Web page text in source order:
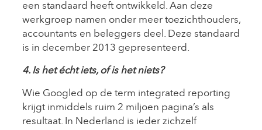
een standaard heeft ontwikkeld. Aan deze
werkgroep namen onder meer toezichthouders,
accountants en beleggers deel. Deze standaard
is in december 2013 gepresenteerd.
4. Is het écht iets, of is het niets?
Wie Googled op de term integrated reporting
krijgt inmiddels ruim 2 miljoen pagina’s als
resultaat. In Nederland is ieder zichzelf